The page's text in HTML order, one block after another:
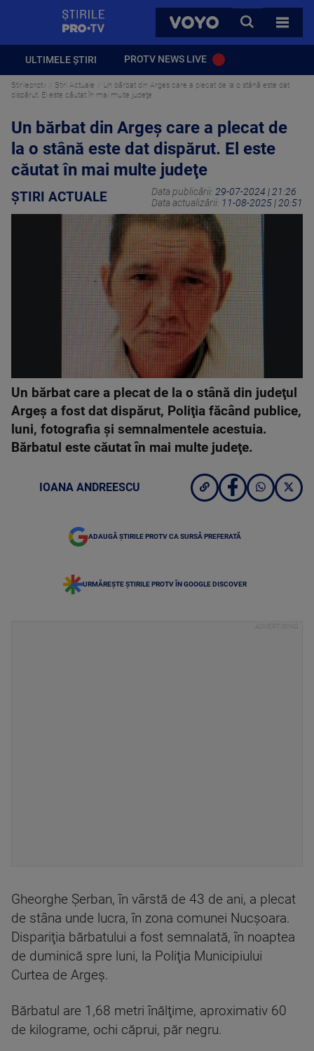
VOYO
CAUTA
TOATE
ULTIMELE ȘTIRI PROTV NEWS LIVE
Stirileprotv Știri Actuale
Un bărbat din Argeș care a plecat de la o stână este dat
dispărut. El este căutat în mai multe judeţe
Un bărbat din Argeș care a plecat de
la o stână este dat dispărut. El este
căutat în mai multe judeţe
ȘTIRI ACTUALE Data publicării: 29-07-2024 | 21:26
Data actualizării: 11-08-2025 | 20:51
Un bărbat care a plecat de la o stână din judeţul
Argeş a fost dat dispărut, Poliţia făcând publice,
luni, fotografia şi semnalmentele acestuia.
Bărbatul este căutat în mai multe judeţe.
IOANA ANDREESCU
ADAUGĂ ȘTIRILE PROTV CA SURSĂ PREFERATĂ
URMĂREȘTE ȘTIRILE PROTV ÎN GOOGLE DISCOVER
Gheorghe Şerban, în vârstă de 43 de ani, a plecat
de stâna unde lucra, în zona comunei Nucşoara.
Dispariţia bărbatului a fost semnalată, în noaptea
de duminică spre luni, la Poliţia Municipiului
Curtea de Argeş.
Bărbatul are 1,68 metri înălţime, aproximativ 60
de kilograme, ochi căprui, păr negru.